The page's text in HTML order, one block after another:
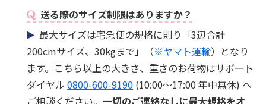
送る際のサイズ制限はありますか？
最大サイズは宅急便の規格に則り「3辺合計
200cmサイズ、30kgまで」（※ヤマト運輸）となり
ます。こちら以上の大きさ、重さのお荷物はサポート
ダイヤル0800-600-9190 (10:00～17:00 年中無休) へ
ご相談ください。 一切のご連絡なしに最大規格をオ